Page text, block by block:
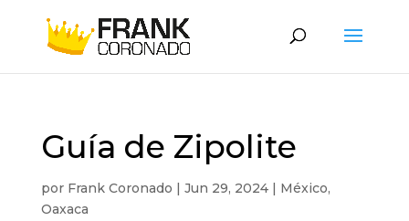
Guía de Zipolite
por Frank Coronado | Jun 29, 2024| México,
Oaxaca